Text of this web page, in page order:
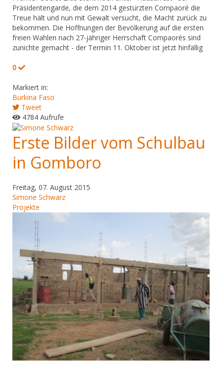
Präsidentengarde, die dem 2014 gestürzten Compaoré die
Treue hält und nun mit Gewalt versucht, die Macht zurück zu
bekommen. Die Hoffnungen der Bevölkerung auf die ersten
freien Wahlen nach 27-jähriger Herrschaft Compaorés sind
zunichte gemacht - der Termin 11. Oktober ist jetzt hinfällig
0
Markiert in:
Burkina Faso
Tweet
4784 Aufrufe
Erste Bilder vom Schulbau
in Gomboro
Freitag, 07. August 2015
Simone Schwarz
Projekte